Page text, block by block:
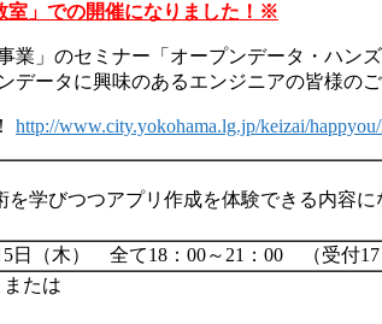
室」での開催になりました！※
」のセミナー「オープンデータ・ハン
ータに興味のあるエンジニアの皆様の
http://www.city.yokohama.lg.jp/keizai/
学びつつアプリ作成を体験できる内容
日（木） 全て18：00～21：00 （受付17
たは